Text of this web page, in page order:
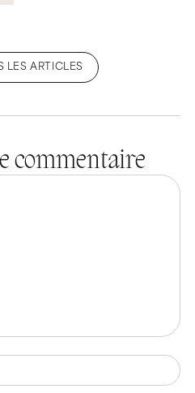
LES ARTICLES
commentaire